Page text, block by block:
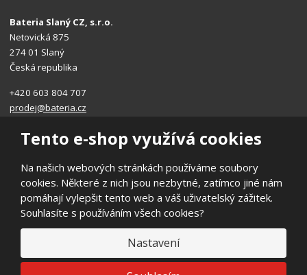
Tento e-shop využívá cookies
Na našich webových stránkách používáme soubory
cookies. Některé z nich jsou nezbytné, zatímco jiné nám
pomáhají vylepšit tento web a váš uživatelský zážitek.
Souhlasíte s používáním všech cookies?
Nastavení
Bateria Slaný CZ, s.r.o.
Netovická 875
274 01 Slaný
Česká republika
+420 603 804 707
prodej@bateria.cz
© 2026, Bateria Slaný CZ, s.r.o.
Prohlášení o přístupnosti|Ochrana osobních údajů| Mapa stránek
Obchodní podmínky
Á